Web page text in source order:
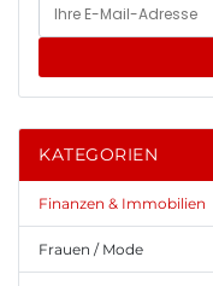
KATEGORIEN
Finanzen & Immobilien
Frauen / Mode